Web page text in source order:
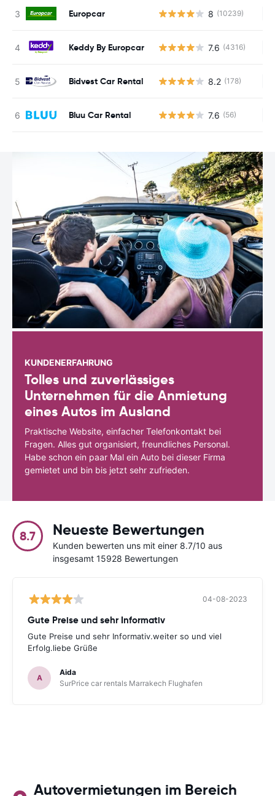
Europcar 8 (10239)
Keddy By Europcar 7.6 (4316)
Bidvest Car Rental 8.2 (178)
Bluu Car Rental 7.6 (56)
KUNDENERFAHRUNG
Tolles und zuverlässiges
Unternehmen für die Anmietung
eines Autos im Ausland
Praktische Website, einfacher Telefonkontakt bei
Fragen. Alles gut organisiert, freundliches Personal.
Habe schon ein paar Mal ein Auto bei dieser Firma
gemietet und bin bis jetzt sehr zufrieden.
8.7 Neueste Bewertungen
Kunden bewerten uns mit einer 8.7/10 aus
insgesamt 15928 Bewertungen
04-08-2023
Gute Preise und sehr Informativ
Gute Preise und sehr Informativ.weiter so und viel
Erfolg.liebe Grüße
A
Aida
SurPrice car rentals Marrakech Flughafen
Autovermietungen im Bereich